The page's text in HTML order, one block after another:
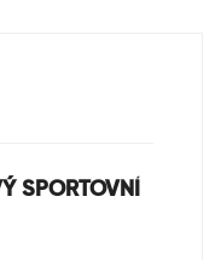
SPORTOVNÍ